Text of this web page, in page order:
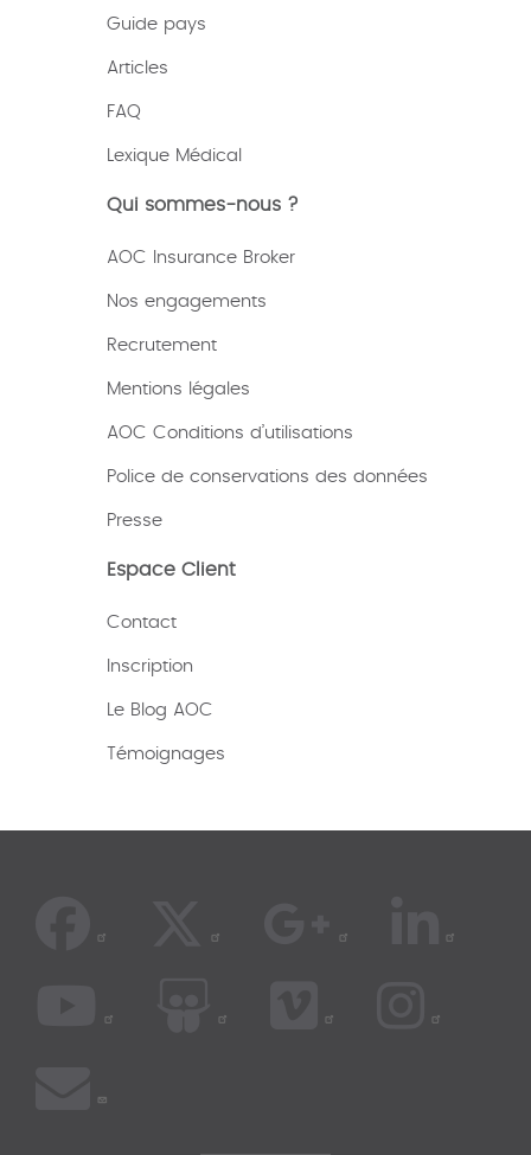
Guide pays
Articles
FAQ
Lexique Médical
Qui sommes-nous ?
AOC Insurance Broker
Nos engagements
Recrutement
Mentions légales
AOC Conditions d’utilisations
Police de conservations des données
Presse
Espace Client
Contact
Inscription
Le Blog AOC
Témoignages